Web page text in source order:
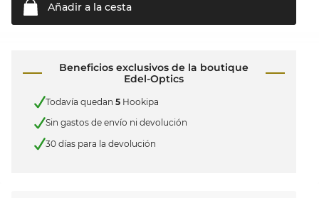
Añadir a la cesta
Beneficios exclusivos de la boutique
Edel-Optics
Todavía quedan 5 Hookipa
Sin gastos de envío ni devolución
30 días para la devolución